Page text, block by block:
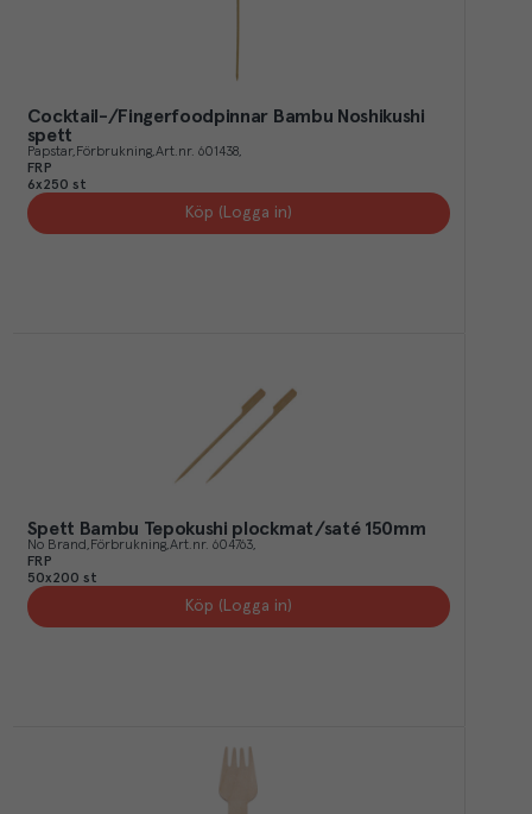
Cocktail-/Fingerfoodpinnar Bambu Noshikushi
spett
Papstar Förbrukning Art.nr. 601438
FRP
6x250 st
Köp (Logga in)
Spett Bambu Tepokushi plockmat/saté 150mm
No Brand Förbrukning Art.nr. 604763
FRP
50x200 st
Köp (Logga in)